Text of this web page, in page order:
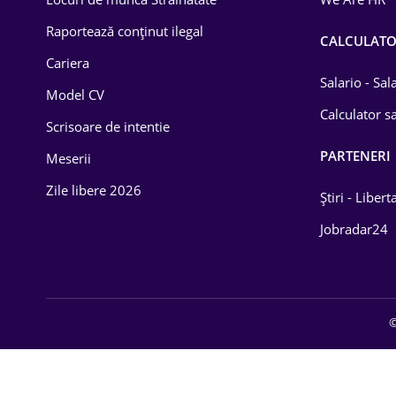
Educație / Training
Energetică
Farma
Raportează conținut ilegal
Cariera
Model CV
Scrisoare de intentie
Meserii
Zile libere 2026
Salario -
Calculator
PARTENERI
Știri -
Jobradar24